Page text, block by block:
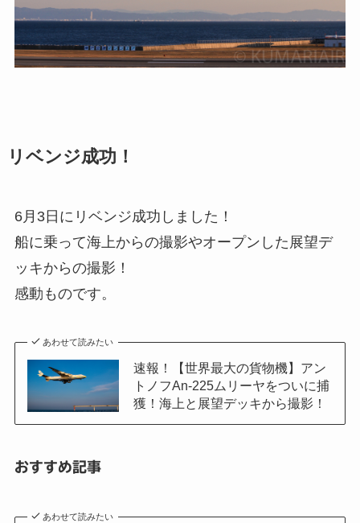
リベンジ成功！
6月3日にリベンジ成功しました！
船に乗って海上からの撮影やオープンした展望デ
ッキからの撮影！
感動ものです。
あわせて読みたい
速報！【世界最大の貨物機】アン
トノフAn-225ムリーヤをついに捕
獲！海上と展望デッキから撮影！
おすすめ記事
あわせて読みたい